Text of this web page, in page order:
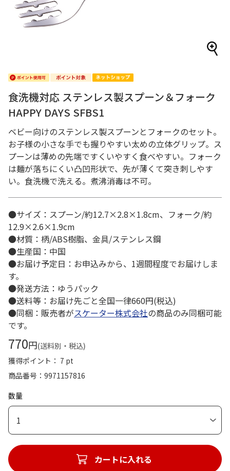
食洗機対応 ステンレス製スプーン＆フォーク
HAPPY DAYS SFBS1
ベビー向けのステンレス製スプーンとフォークのセット。
お子様の小さな手でも握りやすい太めの立体グリップ。ス
プーンは薄めの先端ですくいやすく食べやすい。フォーク
は麺が落ちにくい凸凹形状で、先が薄くて突き刺しやす
い。食洗機で洗える。煮沸消毒は不可。
●サイズ：スプーン/約12.7×2.8×1.8cm、フォーク/約
12.9×2.6×1.9cm
●材質：柄/ABS樹脂、金具/ステンレス鋼
●生産国：中国
●お届け予定日：お申込みから、1週間程度でお届けしま
す。
●発送方法：ゆうパック
●送料等：お届け先ごと全国一律660円(税込)
●同梱：販売者がスケーター株式会社の商品のみ同梱可能
です。
770円(送料別・税込)
獲得ポイント： 7 pt
商品番号
9971157816
数量
1
カートに入れる